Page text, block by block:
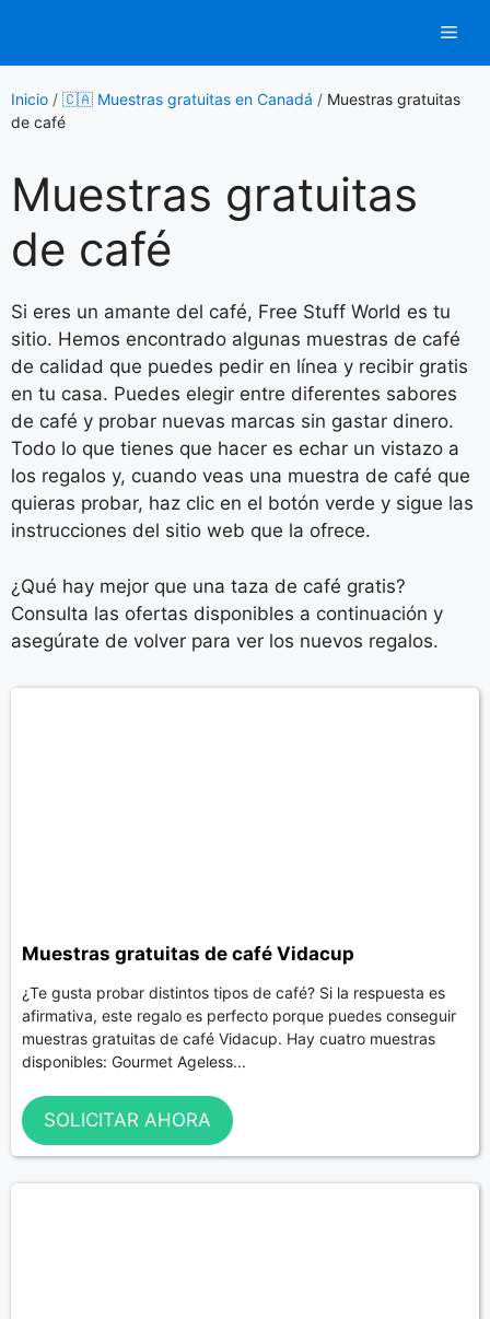
contenido
Inicio / 🇨🇦 Muestras gratuitas en Canadá / Muestras gratuitas
de café
Muestras gratuitas
de café
Si eres un amante del café, Free Stuff World es tu
sitio. Hemos encontrado algunas muestras de café
de calidad que puedes pedir en línea y recibir gratis
en tu casa. Puedes elegir entre diferentes sabores
de café y probar nuevas marcas sin gastar dinero.
Todo lo que tienes que hacer es echar un vistazo a
los regalos y, cuando veas una muestra de café que
quieras probar, haz clic en el botón verde y sigue las
instrucciones del sitio web que la ofrece.
¿Qué hay mejor que una taza de café gratis?
Consulta las ofertas disponibles a continuación y
asegúrate de volver para ver los nuevos regalos.
Muestras gratuitas de café Vidacup
¿Te gusta probar distintos tipos de café? Si la respuesta es
afirmativa, este regalo es perfecto porque puedes conseguir
muestras gratuitas de café Vidacup. Hay cuatro muestras
disponibles: Gourmet Ageless...
SOLICITAR AHORA